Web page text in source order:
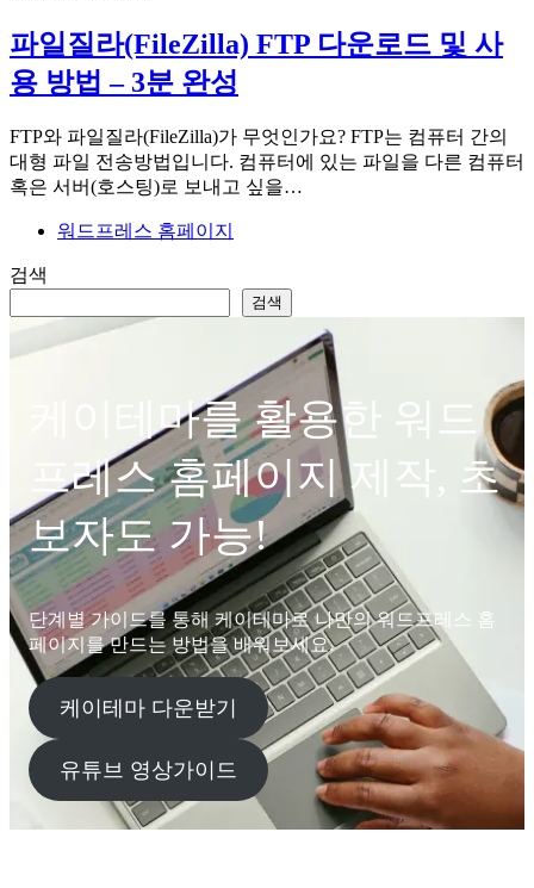
파일질라(FileZilla) FTP 다운로드 및 사
용 방법 – 3분 완성
FTP와 파일질라(FileZilla)가 무엇인가요? FTP는 컴퓨터 간의
대형 파일 전송방법입니다. 컴퓨터에 있는 파일을 다른 컴퓨터
혹은 서버(호스팅)로 보내고 싶을…
워드프레스 홈페이지
검색
검색
케이테마를 활용한 워드
프레스 홈페이지 제작, 초
보자도 가능!
단계별 가이드를 통해 케이테마로 나만의 워드프레스 홈
페이지를 만드는 방법을 배워보세요.
케이테마 다운받기
유튜브 영상가이드